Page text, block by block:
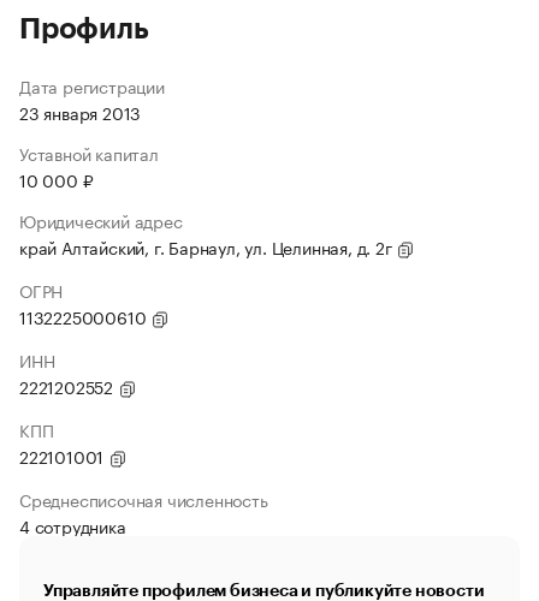
Профиль
Дата регистрации
23 января 2013
Уставной капитал
10 000 ₽
Юридический адрес
край Алтайский, г. Барнаул, ул. Целинная, д. 2г
ОГРН
1132225000610
ИНН
2221202552
КПП
222101001
Среднесписочная численность
4 сотрудника
Управляйте профилем бизнеса и публикуйте новости